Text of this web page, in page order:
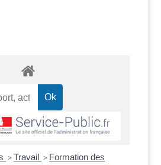
> Travail > Formation des